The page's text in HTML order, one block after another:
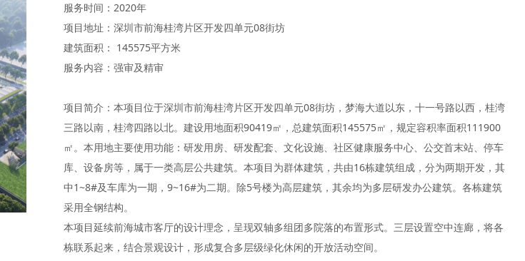
服务时间：2020年
项目地址：深圳市前海桂湾片区开发四单元08街坊
建筑面积： 145575平方米
服务内容：强审及精审
项目简介：本项目位于深圳市前海桂湾片区开发四单元08街坊，梦海大道以东，十一号路以西，桂湾
三路以南，桂湾四路以北。建设用地面积90419㎡，总建筑面积145575㎡，规定容积率面积111900
㎡。本用地主要使用功能：研发用房、研发配套、文化设施、社区健康服务中心、公交首末站、停车
库、设备房等，属于一类高层公共建筑。本项目为群体建筑，共由16栋建筑组成，分为两期开发，其
中1~8#及车库为一期，9~16#为二期。除5号楼为高层建筑，其余均为多层研发办公建筑。各栋建筑
采用全钢结构。
本项目延续前海城市客厅的设计理念，呈现双轴多组团多院落的布置形式。三层设置空中连廊，将各
栋联系起来，结合景观设计，形成复合多层级绿化休闲的开放活动空间。